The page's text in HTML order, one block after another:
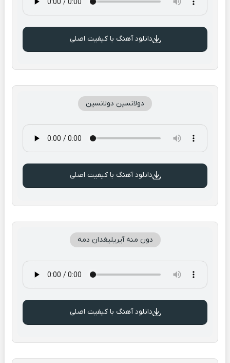
دانلود آهنگ با کیفیت اصلی
دولانسین دولانسین
دانلود آهنگ با کیفیت اصلی
دون منه آیریلیغدان دمه
دانلود آهنگ با کیفیت اصلی